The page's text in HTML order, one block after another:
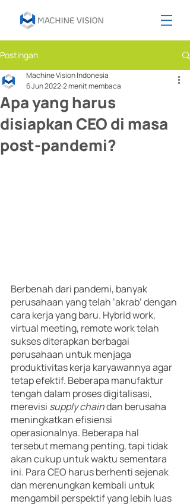
Postingan
Apa yang harus
disiapkan CEO di masa
post-pandemi?
Machine Vision Indonesia
6 Jun 20222 menit membaca
Berbenah dari pandemi, banyak
perusahaan yang telah ‘akrab’ dengan
cara kerja yang baru. Hybrid work,
virtual meeting, remote work telah
sukses diterapkan berbagai
perusahaan untuk menjaga
produktivitas kerja karyawannya agar
tetap efektif. Beberapa manufaktur
tengah dalam proses digitalisasi,
merevisi supply chain dan berusaha
meningkatkan efisiensi
operasionalnya. Beberapa hal
tersebut memang penting, tapi tidak
akan cukup untuk waktu sementara
ini. Para CEO harus berhenti sejenak
dan merenungkan kembali untuk
mengambil perspektif yang lebih luas